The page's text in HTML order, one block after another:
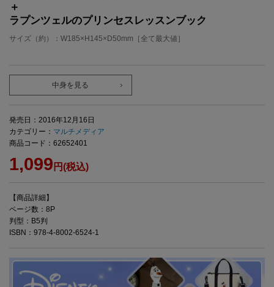
＋
ラプンツェルのプリンセスレッスンブック
サイズ（約）：W185×H145×D50mm［全て最大値］
中身を見る
発売日：2016年12月16日
カテゴリー： マルチメディア
商品コード：62652401
1,099 円(税込)
【商品詳細】
ページ数：8P
判型：B5判
ISBN：978-4-8002-6524-1